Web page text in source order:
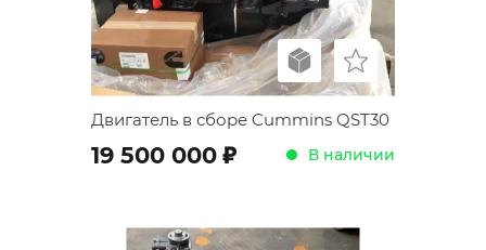
Двигатель в сборе Cummins QST30
19 500 000 ; В наличии